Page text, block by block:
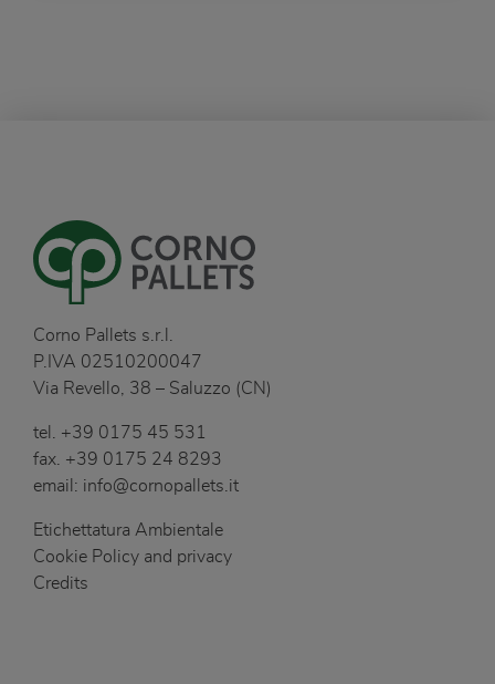
Corno Pallets s.r.l.
P.IVA 02510200047
Via Revello, 38 – Saluzzo (CN)
tel. +39 0175 45 531
fax. +39 0175 24 8293
email: info@cornopallets.it
Etichettatura Ambientale
Cookie Policy and privacy
Credits